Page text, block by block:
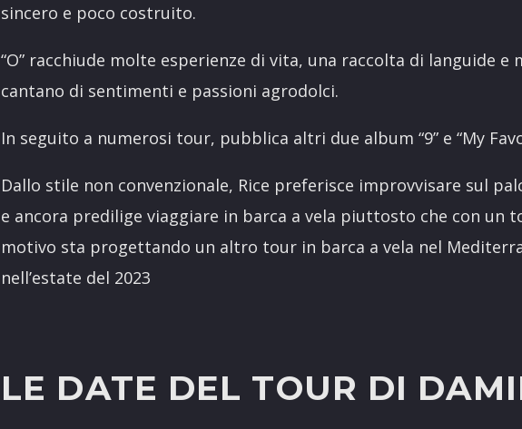
sincero e poco costruito.
“O” racchiude molte esperienze di vita, una raccolta di languide e
cantano di sentimenti e passioni agrodolci.
In seguito a numerosi tour, pubblica altri due album “9” e “My
Dallo stile non convenzionale, Rice preferisce improvvisare sul
e ancora predilige viaggiare in barca a vela piuttosto che con un
motivo sta progettando un altro tour in barca a vela nel
nell’estate del 2023
LE DATE DEL TOUR DI